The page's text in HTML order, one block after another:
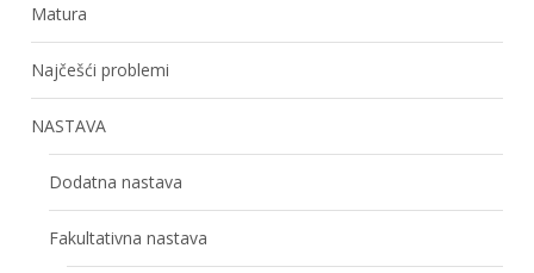
Matura
Najčešći problemi
NASTAVA
Dodatna nastava
Fakultativna nastava